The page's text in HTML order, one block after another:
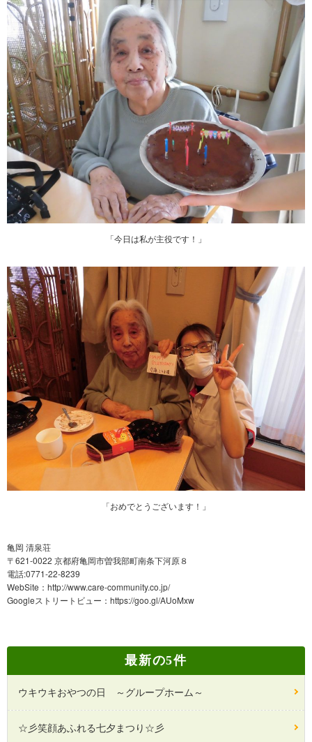
「今日は私が主役です！」
「おめでとうございます！」
亀岡 清泉荘
〒621-0022 京都府亀岡市曽我部町南条下河原８
電話:0771-22-8239
WebSite： http://www.care-community.co.jp/
Googleストリートビュー： https://goo.gl/AUoMxw
最新の5件
ウキウキおやつの日 ～グループホーム～
☆彡笑顔あふれる七夕まつり☆彡